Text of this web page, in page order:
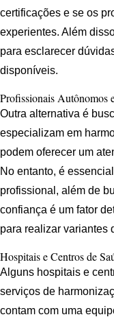
certificações e se os
experientes. Além
para esclarecer
disponíveis.
Profissionais Autônomos
Outra alternativa é
especializam em
podem oferecer um
No entanto, é
profissional, além de
confiança é um fator
para realizar variantes
Hospitais e Centros de
Alguns hospitais e
serviços de
contam com uma